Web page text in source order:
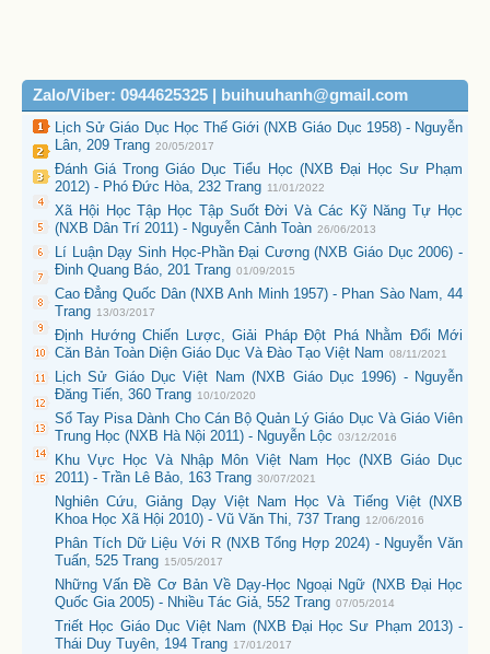
Zalo/Viber: 0944625325 | buihuuhanh@gmail.com
Lịch Sử Giáo Dục Học Thế Giới (NXB Giáo Dục 1958) - Nguyễn
Lân, 209 Trang 20/05/2017
Đánh Giá Trong Giáo Dục Tiểu Học (NXB Đại Học Sư Phạm
2012) - Phó Đức Hòa, 232 Trang 11/01/2022
Xã Hội Học Tập Học Tập Suốt Đời Và Các Kỹ Năng Tự Học
(NXB Dân Trí 2011) - Nguyễn Cảnh Toàn 26/06/2013
Lí Luận Dạy Sinh Học-Phần Đại Cương (NXB Giáo Dục 2006) -
Đinh Quang Báo, 201 Trang 01/09/2015
Cao Đẳng Quốc Dân (NXB Anh Minh 1957) - Phan Sào Nam, 44
Trang 13/03/2017
Định Hướng Chiến Lược, Giải Pháp Đột Phá Nhằm Đổi Mới
Căn Bản Toàn Diện Giáo Dục Và Đào Tạo Việt Nam 08/11/2021
Lịch Sử Giáo Dục Việt Nam (NXB Giáo Dục 1996) - Nguyễn
Đăng Tiến, 360 Trang 10/10/2020
Sổ Tay Pisa Dành Cho Cán Bộ Quản Lý Giáo Dục Và Giáo Viên
Trung Học (NXB Hà Nội 2011) - Nguyễn Lộc 03/12/2016
Khu Vực Học Và Nhập Môn Việt Nam Học (NXB Giáo Dục
2011) - Trần Lê Bảo, 163 Trang 30/07/2021
Nghiên Cứu, Giảng Dạy Việt Nam Học Và Tiếng Việt (NXB
Khoa Học Xã Hội 2010) - Vũ Văn Thi, 737 Trang 12/06/2016
Phân Tích Dữ Liệu Với R (NXB Tổng Hợp 2024) - Nguyễn Văn
Tuấn, 525 Trang 15/05/2017
Những Vấn Đề Cơ Bản Về Dạy-Học Ngoại Ngữ (NXB Đại Học
Quốc Gia 2005) - Nhiều Tác Giả, 552 Trang 07/05/2014
Triết Học Giáo Dục Việt Nam (NXB Đại Học Sư Phạm 2013) -
Thái Duy Tuyên, 194 Trang 17/01/2017